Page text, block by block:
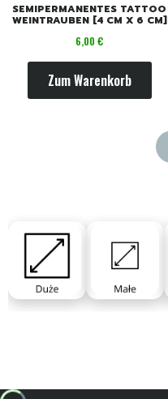
SEMIPERMANENTES TATTOO
WEINTRAUBEN [4 CM X 6 CM]
Preis
6,00 €
Zum Warenkorb